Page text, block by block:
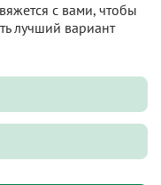
с вами, чтобы
лучший вариант